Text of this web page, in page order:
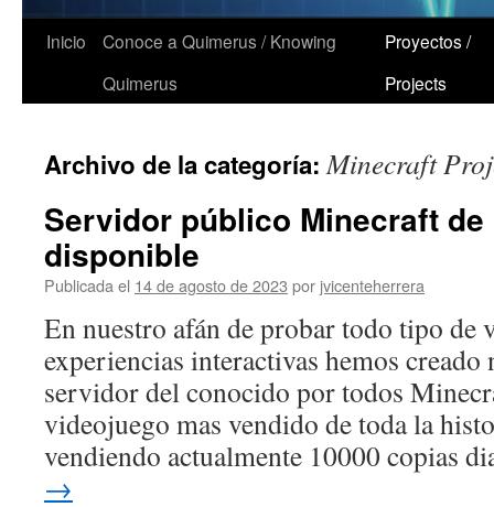
Saltar
Inicio
Conoce a Quimerus / Knowing
Quimerus
Proyectos /
Projects
Archivo de la categoría:Minecraft
Servidor público Minecraft
disponible
Publicada el 14 de agosto de 2023 por jvicenteherrera
En nuestro afán de probar todo tipo de
experiencias interactivas hemos
servidor del conocido por todos
videojuego mas vendido de toda la
vendiendo actualmente 10000 copias
→